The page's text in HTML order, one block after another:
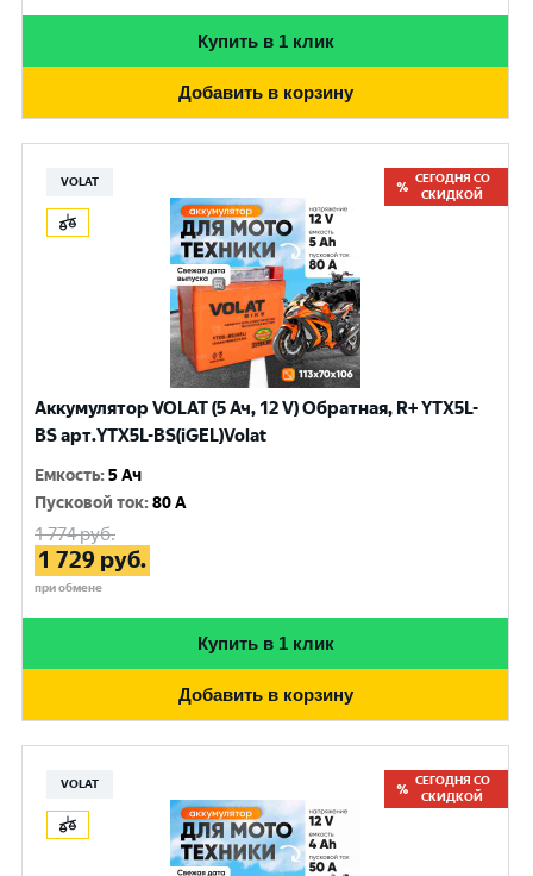
Купить в 1 клик
Добавить в корзину
VOLAT
СЕГОДНЯ СО
СКИДКОЙ
Аккумулятор VOLAT (5 Ач, 12 V) Обратная, R+ YTX5L-
BS арт.YTX5L-BS(iGEL)Volat
Емкость:5 Ач
Пусковой ток:80 A
1 774руб.
1 729 руб.
при обмене
Купить в 1 клик
Добавить в корзину
VOLAT
СЕГОДНЯ СО
СКИДКОЙ